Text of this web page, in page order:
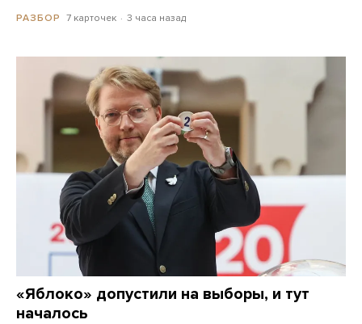
РАЗБОР 7 карточек 3 часа назад
«Яблоко» допустили на выборы, и тут
началось